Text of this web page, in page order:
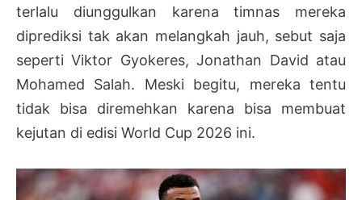
terlalu diunggulkan karena timnas mereka
diprediksi tak akan melangkah jauh, sebut saja
seperti Viktor Gyokeres, Jonathan David atau
Mohamed Salah. Meski begitu, mereka tentu
tidak bisa diremehkan karena bisa membuat
kejutan di edisi World Cup 2026 ini.